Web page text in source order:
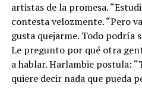
artistas de la promesa.
contesta velozmente. “Pero
gusta quejarme. Todo podría
Le pregunto por qué otra
a hablar. Harlambie postula:
quiere decir nada que pueda